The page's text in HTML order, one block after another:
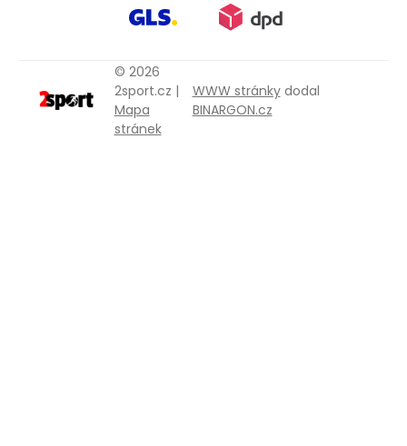
© 2026
2sport.cz |
Mapa
stránek
WWW stránkydodal
BINARGON.cz